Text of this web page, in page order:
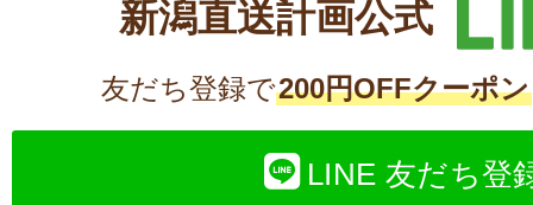
新潟直送計画公式
友だち登録で200円OFFクーポン
LINE 友だち登